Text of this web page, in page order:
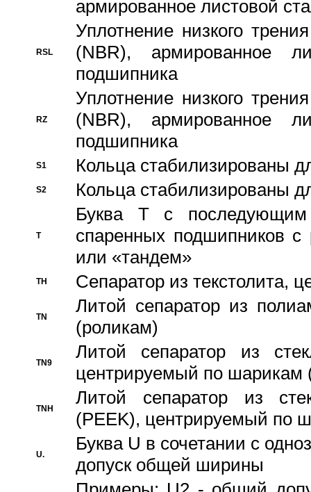
армированное листовой
RSL
Уплотнение низкого
(NBR), армированное
подшипника
RZ
Уплотнение низкого
(NBR), армированное
подшипника
S1 Кольца стабилизированы
S2 Кольца стабилизированы
T
Буква T с
спаренных подшипников
или «тандем»
TH Сепаратор из текстолита,
TN
Литой сепаратор из
(роликам)
TN9
Литой сепаратор из
центрируемый по шарикам
TNH
Литой сепаратор из
(PEEK), центрируемый по
U.
Буква U в сочетании с
допуск общей ширины